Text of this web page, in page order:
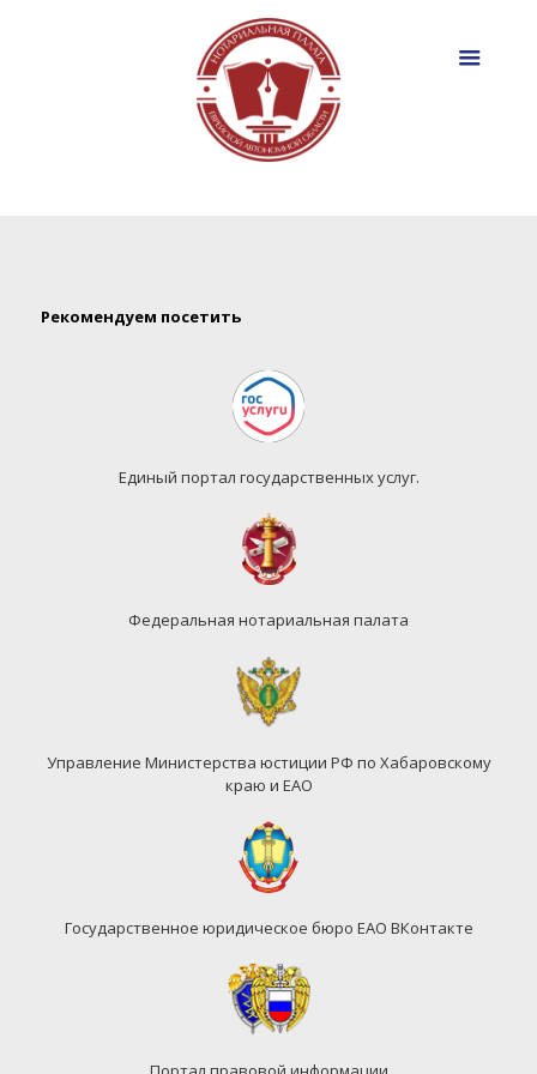
Рекомендуем посетить
Единый портал государственных услуг.
Федеральная нотариальная палата
Управление Министерства юстиции РФ по Хабаровскому
краю и ЕАО
Государственное юридическое бюро ЕАО ВКонтакте